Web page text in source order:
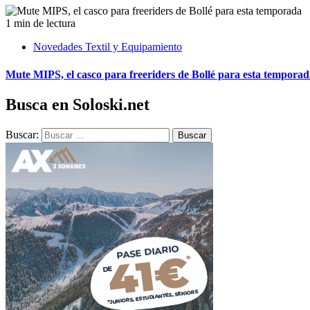
1 min de lectura
Novedades Textil y Equipamiento
Mute MIPS, el casco para freeriders de Bollé para esta
Busca en Soloski.net
Buscar: